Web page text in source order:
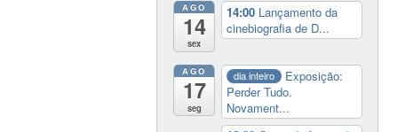
AGO
14
sex
14:00 Lançamento da
cinebiografia de D...
AGO
17
seg
dia inteiro
Exposição:
Perder Tudo.
Novament...